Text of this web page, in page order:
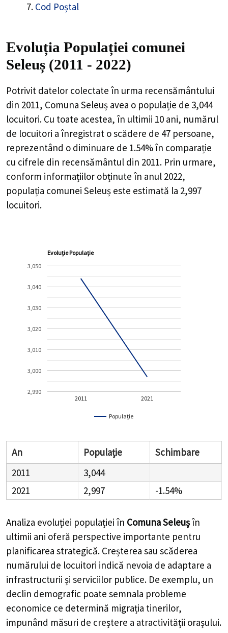
Cod Poștal
Evoluția Populației comunei
Seleuș (2011 - 2022)
Potrivit datelor colectate în urma recensământului
din 2011, Comuna Seleuș avea o populație de 3,044
locuitori. Cu toate acestea, în ultimii 10 ani, numărul
de locuitori a înregistrat oscădere de 47 persoane,
reprezentând o diminuare de 1.54%în comparație
cu cifrele din recensământul din 2011. Prin urmare,
conform informațiilor obținute în anul 2022,
populația comunei Seleuș este estimată la 2,997
locuitori.
Evoluție Populație
Populație
2011 2021
2,990
3,000
3,010
3,020
3,030
3,040
3,050
An Populație
Schimbare
2011
3,044
2021
2,997 -1.54%
Analiza evoluției populației în Comuna Seleușîn
ultimii ani oferă perspective importante pentru
planificarea strategică. Creșterea sau scăderea
numărului de locuitori indică nevoia de adaptare a
infrastructurii și serviciilor publice. De exemplu, un
declin demografic poate semnala probleme
economice ce determină migrația tinerilor,
impunând măsuri de creștere a atractivității orașului.